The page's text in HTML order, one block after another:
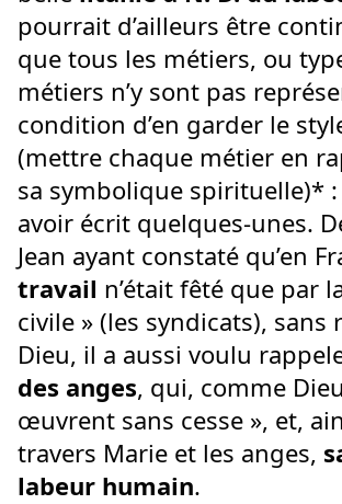
pourrait d’ailleurs être
que tous les métiers, ou
métiers n’y sont pas
condition d’en garder le
(mettre chaque métier en
sa symbolique spirituelle)* :
avoir écrit quelques-unes.
Jean ayant constaté qu’en
travail n’était fêté que par
civile » (les syndicats), sans
Dieu, il a aussi voulu
des anges, qui, comme
œuvrent sans cesse », et,
travers Marie et les anges,
labeur humain.